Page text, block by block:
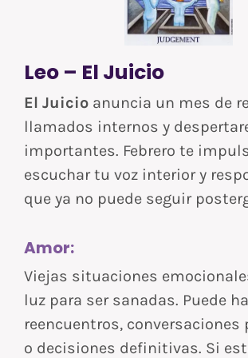
Leo – El Juicio
El Juicio anuncia un mes de
llamados internos y
importantes. Febrero te
escuchar tu voz interior y
que ya no puede seguir
Amor:
Viejas situaciones
luz para ser sanadas. Puede
reencuentros, conversaciones
o decisiones definitivas. Si